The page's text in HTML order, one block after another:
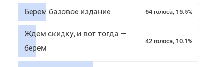
Берем базовое издание 64 голоса, 15.5%
Ждем скидку, и вот тогда —
берем
42 голоса, 10.1%